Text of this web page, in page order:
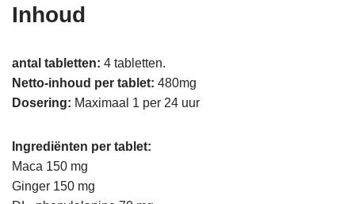
Inhoud
antal tabletten: 4 tabletten.
Netto-inhoud per tablet: 480mg
Dosering: Maximaal 1 per 24 uur
Ingrediënten per tablet:
Maca 150 mg
Ginger 150 mg